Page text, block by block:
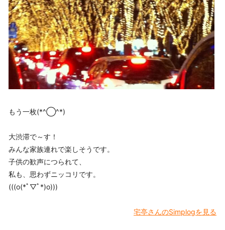
もう一枚(*^◯^*)
大渋滞で～す！
みんな家族連れで楽しそうです。
子供の歓声につられて、
私も、思わずニッコリです。
(((o(*ﾟ▽ﾟ*)o)))
宅亭さんのSimplogを見る